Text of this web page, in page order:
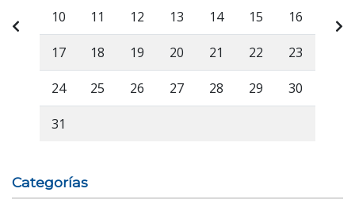
10 11 12 13 14 15 16
17 18 19 20 21 22 23
24 25 26 27 28 29 30
31
Categorías